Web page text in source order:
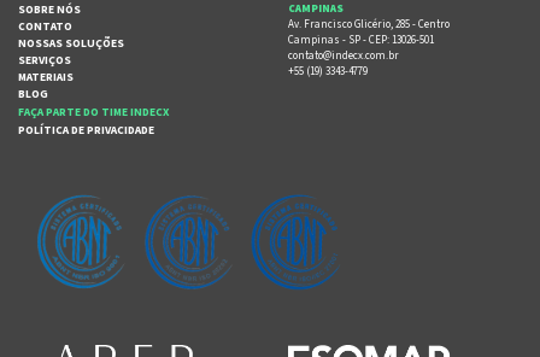
SOBRE NÓS
CONTATO
NOSSAS SOLUÇÕES
SERVIÇOS
MATERIAIS
BLOG
FAÇA PARTE DO TIME INDECX
POLÍTICA DE PRIVACIDADE
CAMPINAS
Av. Francisco Glicério, 285 - Centro
Campinas - SP - CEP: 13026-501
contato@indecx.com.br
+55 (19) 3343-4779